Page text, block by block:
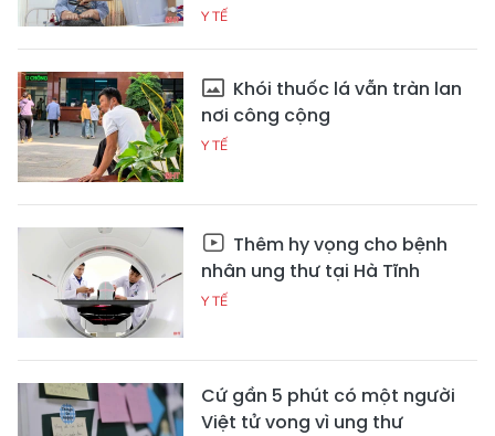
Y TẾ
Khói thuốc lá vẫn tràn lan
nơi công cộng
Y TẾ
Thêm hy vọng cho bệnh
nhân ung thư tại Hà Tĩnh
Y TẾ
Cứ gần 5 phút có một người
Việt tử vong vì ung thư